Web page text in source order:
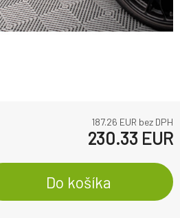
187.26 EUR bez DPH
230.33 EUR
Do košíka